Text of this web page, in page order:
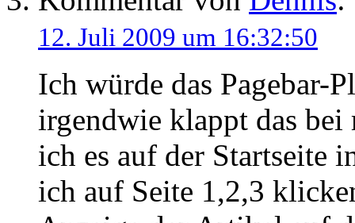
12. Juli 2009 um 16:32:50
Ich würde das Pagebar-
irgendwie klappt das bei
ich es auf der Startseite
ich auf Seite 1,2,3